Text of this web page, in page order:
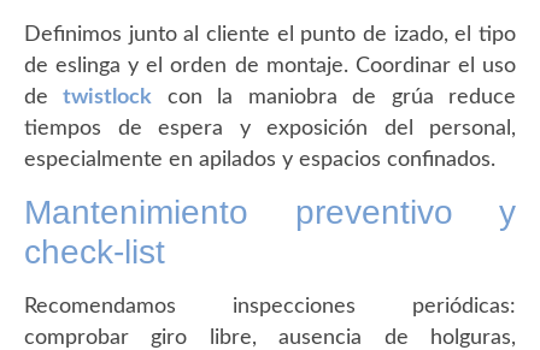
Definimos junto al cliente el punto de izado, el tipo
de eslinga y el orden de montaje. Coordinar el uso
detwistlock con la maniobra de grúa reduce
tiempos de espera y exposición del personal,
especialmente en apilados y espacios confinados.
Mantenimiento preventivo y
check-list
Recomendamos inspecciones periódicas:
comprobar giro libre, ausencia de holguras,